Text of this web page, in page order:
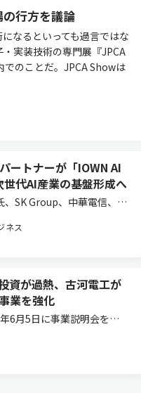
行方を議論
なるといっても過言ではな
実装技術の専門展『JPCA
のことだ。JPCA Showは
ートナーが「IOWN AI
代AI産業の基盤形成へ
SK Group、中華電信、お
システムの構築と新たな
ァンド「IOWN AI
ネス
資が過熱、古河電工が
業を強化
6月5日に事業説明会を開
ション領域長の浅尾真史氏
新的な光ソリューション